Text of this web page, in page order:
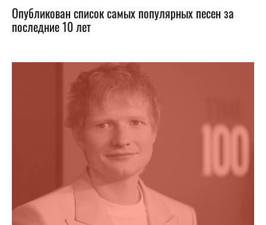
Опубликован список самых популярных песен за
последние 10 лет